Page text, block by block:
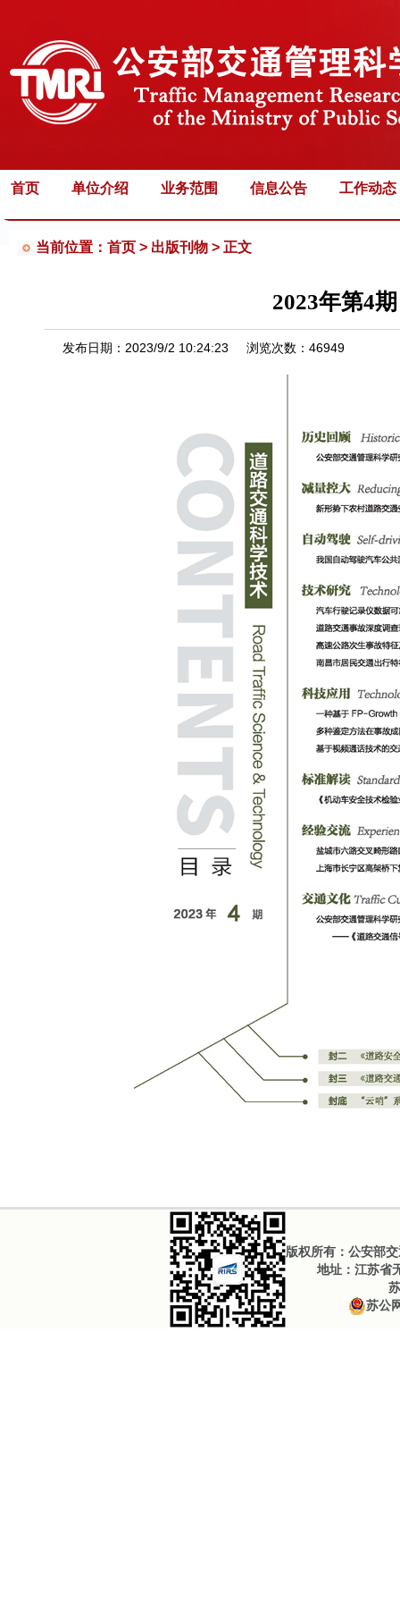
首页 单位介绍 业务范围 信息公告 工作动态
当前位置：首页 > 出版刊物 > 正文
2023年第4
发布日期： 2023/9/2 10:24:23 浏览次数： 46949
版权所有：公安部
地址：江苏省
苏公